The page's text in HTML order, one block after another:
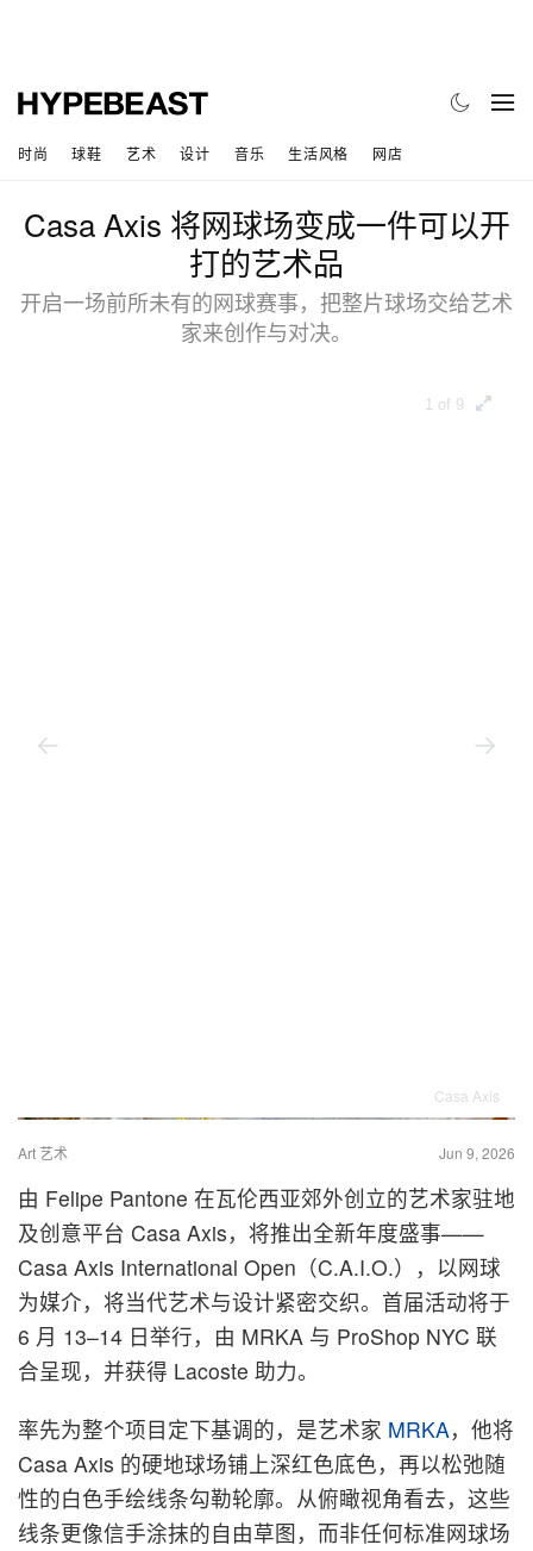
时尚 球鞋 艺术 设计 音乐 生活风格 网店
Casa Axis 将网球场变成一件可以开
打的艺术品
开启一场前所未有的网球赛事，把整片球场交给艺术
家来创作与对决。
1 of 9
Casa Axis
Art 艺术 Jun 9, 2026
由 Felipe Pantone 在瓦伦西亚郊外创立的艺术家驻地
及创意平台 Casa Axis，将推出全新年度盛事——
Casa Axis International Open（C.A.I.O.），以网球
为媒介，将当代艺术与设计紧密交织。首届活动将于
6 月 13–14 日举行，由 MRKA 与 ProShop NYC 联
合呈现，并获得 Lacoste 助力。
率先为整个项目定下基调的，是艺术家 MRKA，他将
Casa Axis 的硬地球场铺上深红色底色，再以松弛随
性的白色手绘线条勾勒轮廓。从俯瞰视角看去，这些
线条更像信手涂抹的自由草图，而非任何标准网球场